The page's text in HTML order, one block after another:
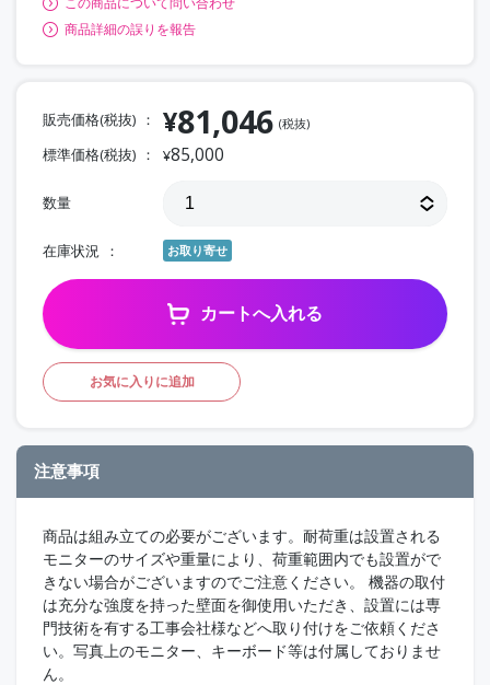
商品詳細の誤りを報告
販売価格(税抜) ¥81,046 (税抜)
標準価格(税抜) ¥85,000
数量
在庫状況 お取り寄せ
カートへ入れる
お気に入りに追加
注意事項
商品は組み立ての必要がございます。耐荷重は設置される
モニターのサイズや重量により、荷重範囲内でも設置がで
きない場合がございますのでご注意ください。 機器の取付
は充分な強度を持った壁面を御使用いただき、設置には専
門技術を有する工事会社様などへ取り付けをご依頼くださ
い。写真上のモニター、キーボード等は付属しておりませ
ん。